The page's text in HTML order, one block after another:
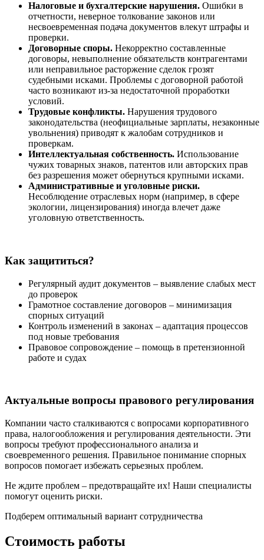
Налоговые и бухгалтерские нарушения. Ошибки в
отчетности, неверное толкование законов или
несвоевременная подача документов влекут штрафы и
проверки.
Договорные споры. Некорректно составленные
договоры, невыполнение обязательств контрагентами
или неправильное расторжение сделок грозят
судебными исками. Проблемы с договорной работой
часто возникают из-за недостаточной проработки
условий.
Трудовые конфликты. Нарушения трудового
законодательства (неофициальные зарплаты, незаконные
увольнения) приводят к жалобам сотрудников и
проверкам.
Интеллектуальная собственность. Использование
чужих товарных знаков, патентов или авторских прав
без разрешения может обернуться крупными исками.
Административные и уголовные риски.
Несоблюдение отраслевых норм (например, в сфере
экологии, лицензирования) иногда влечет даже
уголовную ответственность.
Как защититься?
Регулярный аудит документов – выявление слабых мест
до проверок
Грамотное составление договоров – минимизация
спорных ситуаций
Контроль изменений в законах – адаптация процессов
под новые требования
Правовое сопровождение – помощь в претензионной
работе и судах
Актуальные вопросы правового регулирования
Компании часто сталкиваются с вопросами корпоративного
права, налогообложения и регулирования деятельности. Эти
вопросы требуют профессионального анализа и
своевременного решения. Правильное понимание спорных
вопросов помогает избежать серьезных проблем.
Не ждите проблем – предотвращайте их! Наши специалисты
помогут оценить риски.
Подберем оптимальный вариант сотрудничества
Стоимость работы